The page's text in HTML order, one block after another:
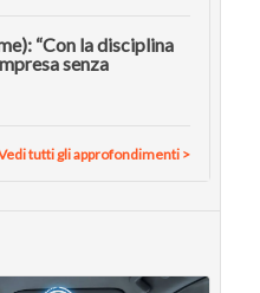
“Con la disciplina
senza
tutti gli approfondimenti >